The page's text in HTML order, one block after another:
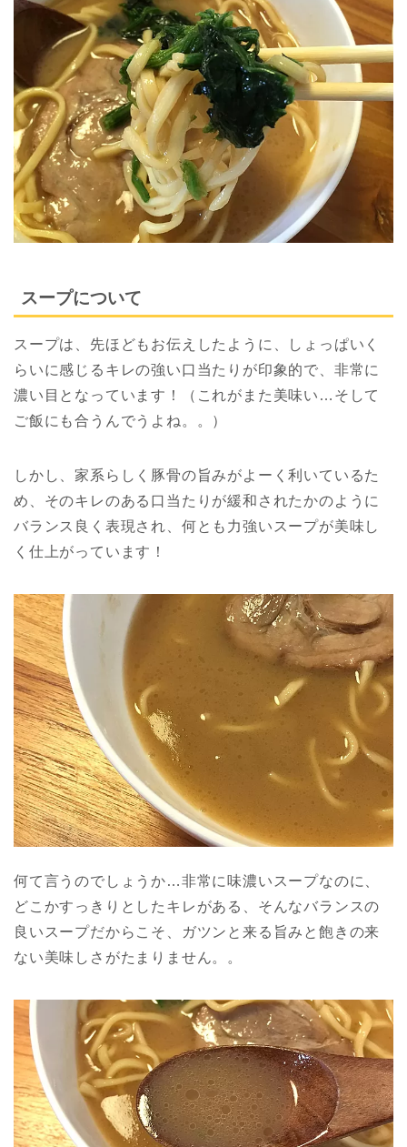
スープについて
スープは、先ほどもお伝えしたように、しょっぱいく
らいに感じるキレの強い口当たりが印象的で、非常に
濃い目となっています！（これがまた美味い…そして
ご飯にも合うんでうよね。。）
しかし、家系らしく豚骨の旨みがよーく利いているた
め、そのキレのある口当たりが緩和されたかのように
バランス良く表現され、何とも力強いスープが美味し
く仕上がっています！
何て言うのでしょうか…非常に味濃いスープなのに、
どこかすっきりとしたキレがある、そんなバランスの
良いスープだからこそ、ガツンと来る旨みと飽きの来
ない美味しさがたまりません。。